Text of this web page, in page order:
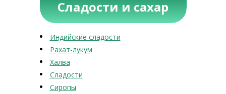
Сладости и сахар
Индийские сладости
Рахат-лукум
Халва
Сладости
Сиропы